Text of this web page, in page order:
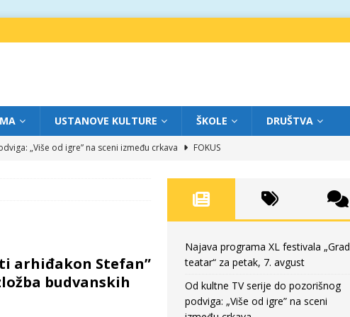
USTANOVE KULTURE ŠKOLE DRUŠTVA
„Više od igre” na sceni između crkava
FOKUS
otvorio novo poglavlje likovnog programa Grada teatra
FOKUS
za srijedu, 5. avgust
arhiđakon Stefan”
budvanskih
Najava programa XL festivala „Grad
teatar“ za petak, 7. avgust
Od kultne TV serije do pozorišnog
podviga: „Više od igre” na sceni